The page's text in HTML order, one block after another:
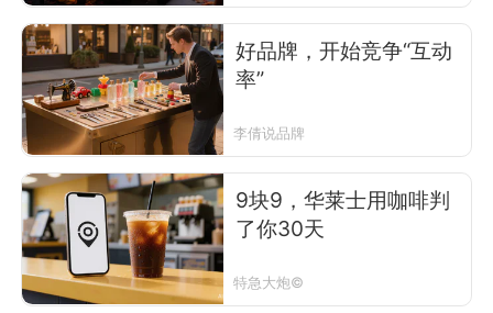
好品牌，开始竞争“互动
率”
李倩说品牌
9块9，华莱士用咖啡判
了你30天
特急大炮©